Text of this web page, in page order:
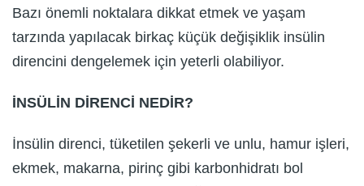
Bazı önemli noktalara dikkat etmek ve yaşam
tarzında yapılacak birkaç küçük değişiklik insülin
direncini dengelemek için yeterli olabiliyor.
İNSÜLİN DİRENCİ NEDİR?
İnsülin direnci, tüketilen şekerli ve unlu, hamur işleri,
ekmek, makarna, pirinç gibi karbonhidratı bol